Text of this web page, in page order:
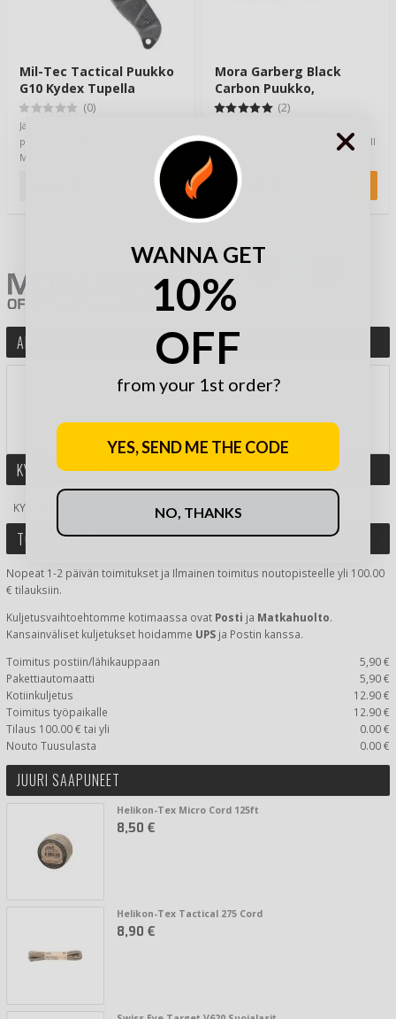
Mil-Tec Tactical Puukko
G10 Kydex Tupella
(0)
Jämäkkää tekoa oleva tactical
puukko leveällä terällä on uutta
Mil-Tecin "Tactical" -mallistoa ja
Mora Garberg Black
Carbon Puukko,
Nahkatuppi
(2)
on kestävä ja monikäyttöinen Full
tang veitsi, jonka terä on
valmistettu…
136,90 €
ARVOSTELE TÄMÄ TUOTE
ARVIOI TUOTE TÄHDILLÄ:
JA VOITA LAHJAKORTTI!
KYSY LISÄÄ TUOTTEESTA
KYSY LISÄÄ TUOTTEESTA
TOIMITUKSET
Nopeat 1-2 päivän toimitukset ja Ilmainen toimitus noutopisteelle yli 100.00
€ tilauksiin.
Kuljetusvaihtoehtomme kotimaassa ovat Posti ja Matkahuolto.
Kansainväliset kuljetukset hoidamme UPS ja Postin kanssa.
Toimitus postiin/lähikauppaan
5,90 €
Pakettiautomaatti
5,90 €
Kotiinkuljetus
12.90 €
Toimitus työpaikalle
12.90 €
Tilaus 100.00 € tai yli
0.00 €
Nouto Tuusulasta
0.00 €
JUURI SAAPUNEET
Helikon-Tex Micro Cord 125ft
8,50 €
Helikon-Tex Tactical 275 Cord
8,90 €
WANNA GET
10%
OFF
from your 1st order?
YES, SEND ME THE CODE
NO, THANKS